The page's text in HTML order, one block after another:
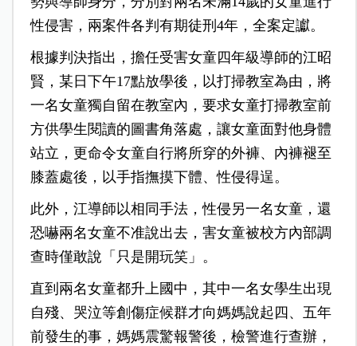
性侵害，兩案件各判有期徒刑4年，全案定讞。
根據判決指出，擔任受害女童四年級導師的江昭
賢，某日下午17點放學後，以打掃教室為由，將
一名女童獨自留在教室內，要求女童打掃教室前
方供學生閱讀的圖書角落處，讓女童面對他身體
站立，更命令女童自行將所穿的外褲、內褲褪至
膝蓋處後，以手指撫摸下體、性侵得逞。
此外，江導師以相同手法，性侵另一名女童，還
恐嚇兩名女童不准說出去，害女童被校方內部調
查時僅敢說「只是開玩笑」。
直到兩名女童都升上國中，其中一名女學生出現
自殘、哭泣等創傷症候群才向媽媽說起四、五年
前發生的事，媽媽震驚報警後，檢警進行查辦，